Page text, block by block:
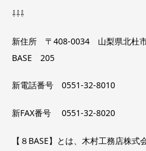
⇩⇩⇩
新住所 〒408-0034 山梨県北杜
BASE 205
新電話番号 0551-32-8010
新FAX番号 0551-32-8020
【８BASE】とは、木村工務店株